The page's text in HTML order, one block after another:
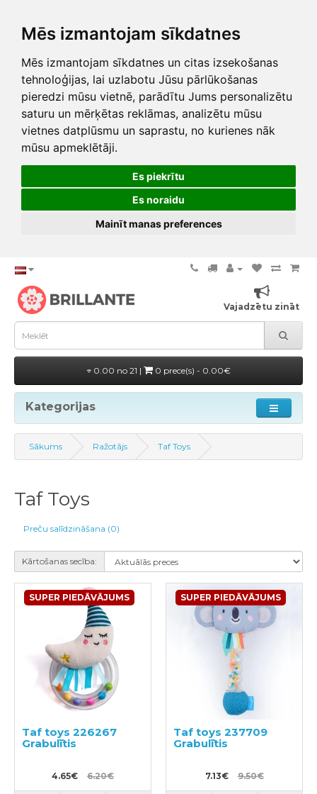
Mēs izmantojam sīkdatnes
Mēs izmantojam sīkdatnes un citas izsekošanas
tehnoloģijas, lai uzlabotu Jūsu pārlūkošanas
pieredzi mūsu vietnē, parādītu Jums personalizētu
saturu un mērķētas reklāmas, analizētu mūsu
vietnes datplūsmu un saprastu, no kurienes nāk
mūsu apmeklētāji.
Es piekrītu
Es noraidu
Mainīt manas preferences
Vajadzētu zināt
0.00 no 21 | 0 prece(s) - 0.00€
Kategorijas
Sākums Ražotājs Taf Toys
Taf Toys
Preču salīdzināšana (0)
Kārtošanas secība:
SUPER PIEDĀVĀJUMS
Taf toys 226267
Grabulītis
4.65€ 6.20€
SUPER PIEDĀVĀJUMS
Taf toys 237709
Grabulītis
7.13€ 9.50€